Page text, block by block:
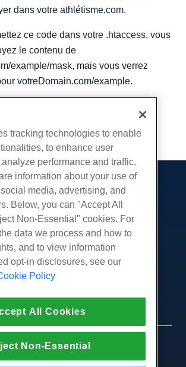
dans votre athlétisme.com.
ce code dans votre .htaccess, vous
le contenu de
example/mask, mais vous verrez
votreDomain.com/example.
Copie URL
blanche
VPS
Web
nous
Hostwinds, une HostPapa Inc.
sont réservés.
tracking technologies to enable
to enhance user
performance and traffic.
information about your use of
media, advertising, and
Below, you can "Accept All
Non-Essential" cookies. For
data we process and how to
and to view information
opt-in disclosures, see our
Policy
All Cookies
Non-Essential